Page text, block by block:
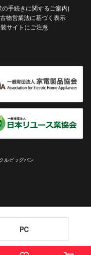
の手続きに関するご案内|
古物営業法に基づく表示
サイトにご注意
ルビッグバン
PC